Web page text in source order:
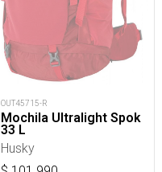
OUT45715-R
Mochila Ultralight Spok
33 L
Husky